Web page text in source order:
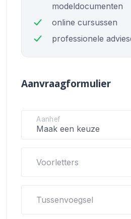
modeldocumenten
online cursussen
professionele
Aanvraagformulier
Aanhef
Voorletters
Tussenvoegsel